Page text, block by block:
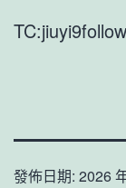
發佈日期: 2026